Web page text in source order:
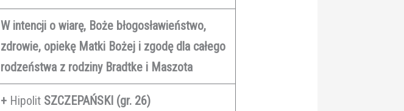
W intencji o wiarę, Boże błogosławieństwo,
zdrowie, opiekę Matki Bożej i zgodę dla całego
rodzeństwa z rodziny Bradtke i Maszota
+ Hipolit SZCZEPAŃSKI (gr. 26)